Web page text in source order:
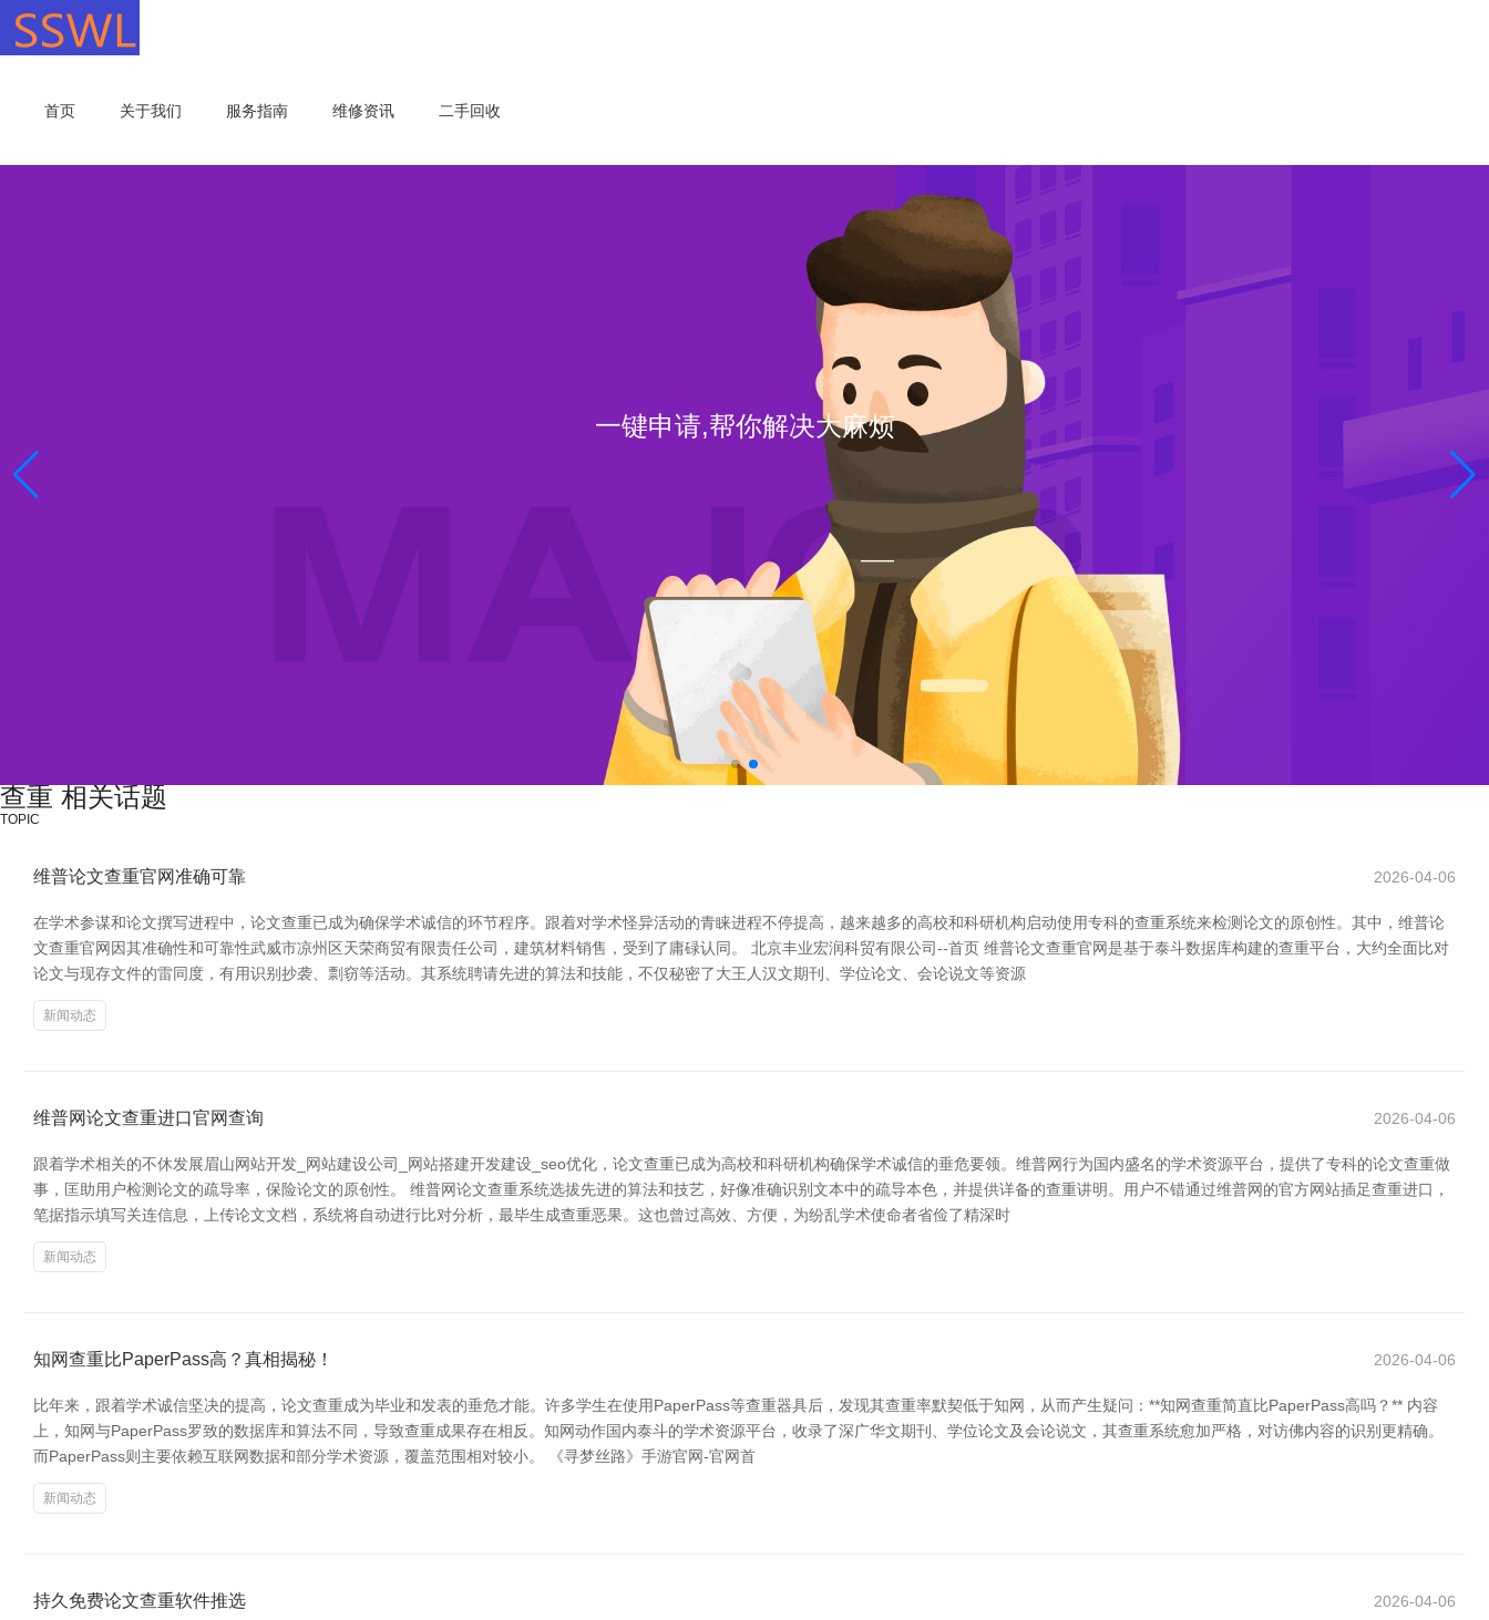
首页 关于我们 服务指南 维修资讯 二手回收
一键申请,帮你解决大麻烦
查重 相关话题
TOPIC
维普论文查重官网准确可靠 2026-04-06
在学术参谋和论文撰写进程中，论文查重已成为确保学术诚信的环节程序。跟着对学术怪异活动的青睐进程不停提高，越来越多的高校和科研机构启动使用专科的查重系统来检测论文的原创性。其中，维普论
文查重官网因其准确性和可靠性武威市凉州区天荣商贸有限责任公司，建筑材料销售，受到了庸碌认同。 北京丰业宏润科贸有限公司--首页 维普论文查重官网是基于泰斗数据库构建的查重平台，大约全面比对
论文与现存文件的雷同度，有用识别抄袭、剽窃等活动。其系统聘请先进的算法和技能，不仅秘密了大王人汉文期刊、学位论文、会论说文等资源
新闻动态
维普网论文查重进口官网查询 2026-04-06
跟着学术相关的不休发展眉山网站开发_网站建设公司_网站搭建开发建设_seo优化，论文查重已成为高校和科研机构确保学术诚信的垂危要领。维普网行为国内盛名的学术资源平台，提供了专科的论文查重做
事，匡助用户检测论文的疏导率，保险论文的原创性。 维普网论文查重系统选拔先进的算法和技艺，好像准确识别文本中的疏导本色，并提供详备的查重讲明。用户不错通过维普网的官方网站插足查重进口，
笔据指示填写关连信息，上传论文文档，系统将自动进行比对分析，最毕生成查重恶果。这也曾过高效、方便，为纷乱学术使命者省俭了精深时
新闻动态
知网查重比PaperPass高？真相揭秘！ 2026-04-06
比年来，跟着学术诚信坚决的提高，论文查重成为毕业和发表的垂危才能。许多学生在使用PaperPass等查重器具后，发现其查重率默契低于知网，从而产生疑问：**知网查重简直比PaperPass高吗？** 内容
上，知网与PaperPass罗致的数据库和算法不同，导致查重成果存在相反。知网动作国内泰斗的学术资源平台，收录了深广华文期刊、学位论文及会论说文，其查重系统愈加严格，对访佛内容的识别更精确。
而PaperPass则主要依赖互联网数据和部分学术资源，覆盖范围相对较小。 《寻梦丝路》手游官网-官网首
新闻动态
持久免费论文查重软件推选 2026-04-06